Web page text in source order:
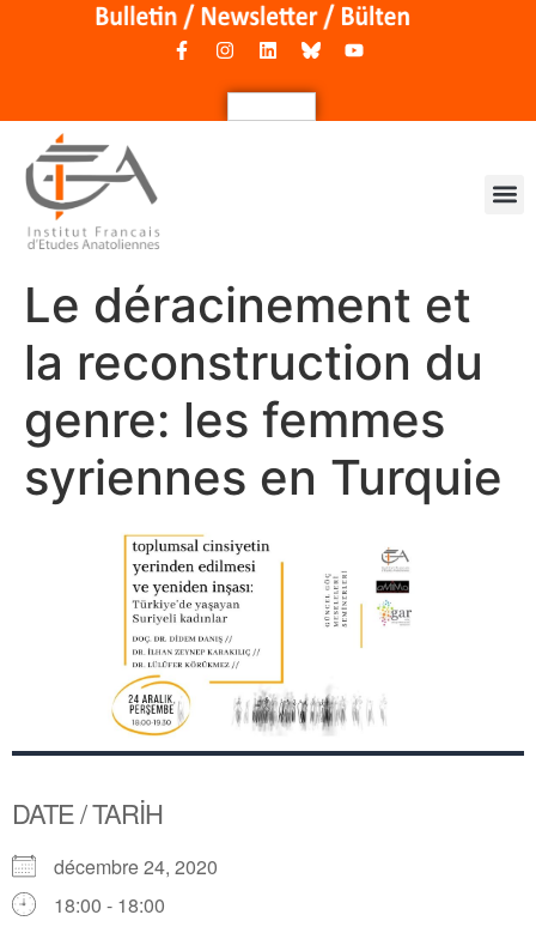
Le déracinement et
la reconstruction du
genre: les femmes
syriennes en Turquie
DATE / TARİH
décembre 24, 2020
18:00 - 18:00